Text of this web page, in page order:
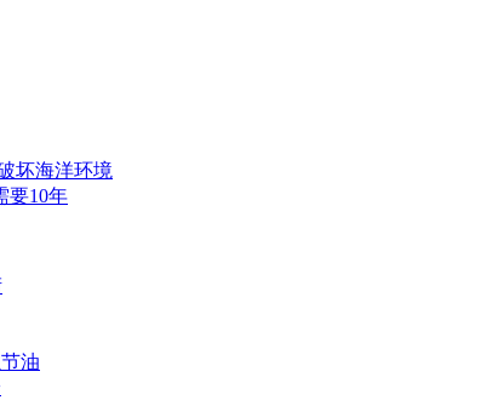
坏海洋环境
要10年
油